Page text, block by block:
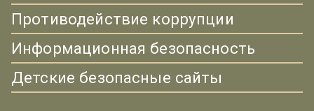
Противодействие коррупции
Информационная безопасность
Детские безопасные сайты